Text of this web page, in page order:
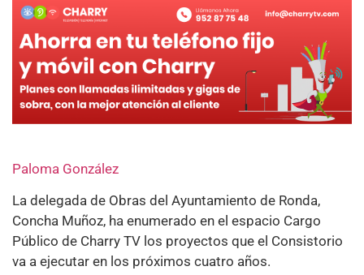
Paloma González
La delegada de Obras del Ayuntamiento de Ronda,
Concha Muñoz, ha enumerado en el espacio Cargo
Público de Charry TV los proyectos que el Consistorio
va a ejecutar en los próximos cuatro años.